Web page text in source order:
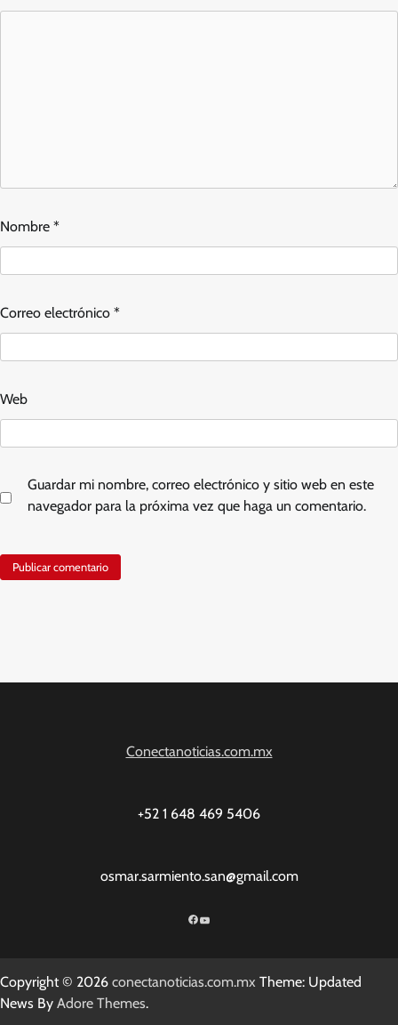
Nombre *
Correo electrónico *
Web
Guardar mi nombre, correo electrónico y sitio web en este
navegador para la próxima vez que haga un comentario.
Conectanoticias.com.mx
+52 1 648 469 5406
osmar.sarmiento.san@gmail.com
Facebook
YouTube
Copyright © 2026 conectanoticias.com.mx Theme: Updated
News By Adore Themes.